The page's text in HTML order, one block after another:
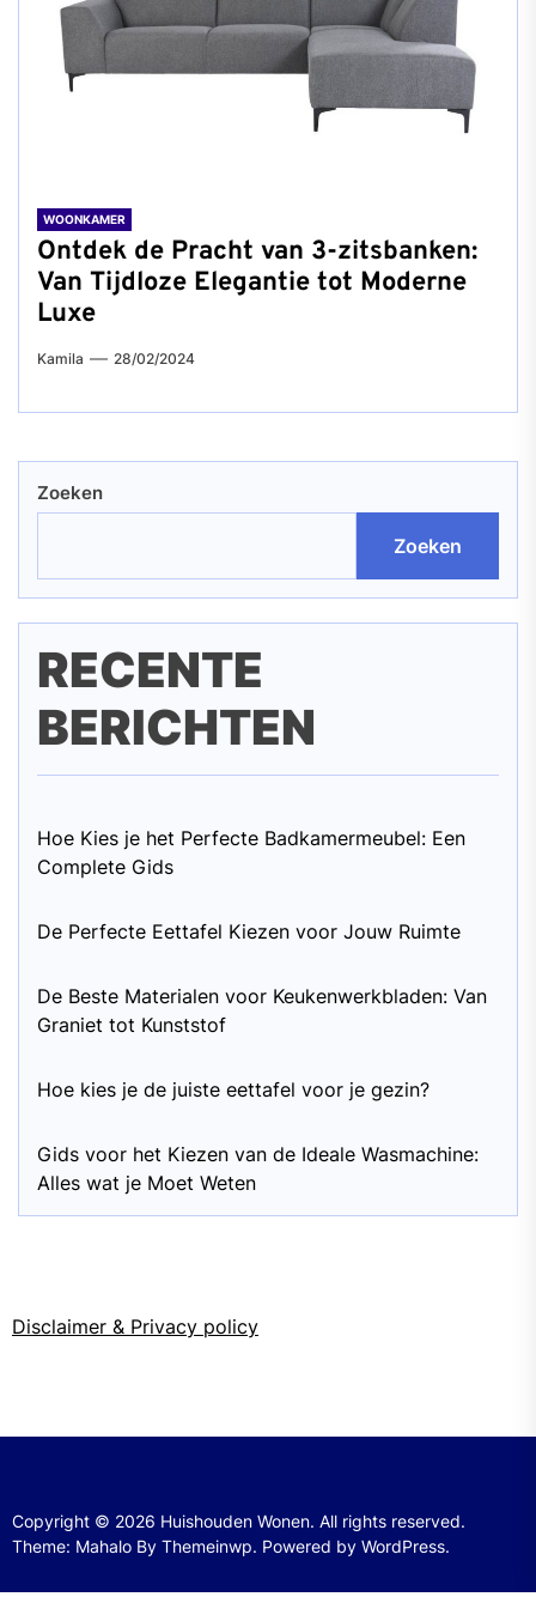
WOONKAMER
Ontdek de Pracht van 3-zitsbanken:
Van Tijdloze Elegantie tot Moderne
Luxe
Kamila 28/02/2024
Zoeken
Zoeken
RECENTE
BERICHTEN
Hoe Kies je het Perfecte Badkamermeubel: Een
Complete Gids
De Perfecte Eettafel Kiezen voor Jouw Ruimte
De Beste Materialen voor Keukenwerkbladen: Van
Graniet tot Kunststof
Hoe kies je de juiste eettafel voor je gezin?
Gids voor het Kiezen van de Ideale Wasmachine:
Alles wat je Moet Weten
Disclaimer & Privacy policy
Copyright © 2026 Huishouden Wonen. All rights reserved.
Theme: Mahalo By Themeinwp. Powered by WordPress.